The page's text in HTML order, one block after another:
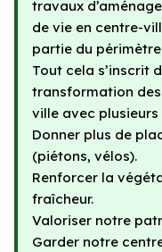
travaux
de vie en centre-
partie du
Tout cela s’inscrit
transformation
ville avec
Donner plus de
(piétons, vélos).
Renforcer la
fraîcheur.
Valoriser notre
Garder notre